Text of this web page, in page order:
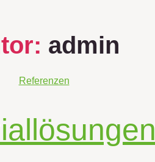
admin
Kategorien
Referenzen